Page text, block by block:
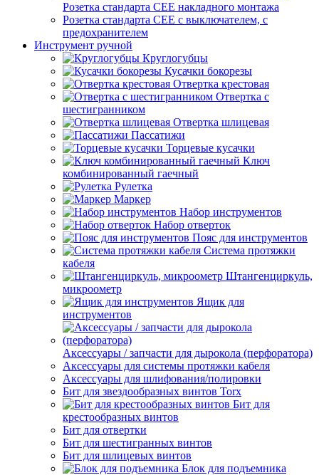
Розетка стандарта СЕЕ накладного монтажа
Розетка стандарта СЕЕ с выключателем, с
предохранителем
Инструмент ручной
Круглогубцы
Кусачки бокорезы
Отвертка крестовая
Отвертка с
шестигранником
Отвертка шлицевая
Пассатижи
Торцевые кусачки
Ключ
комбинированный гаечный
Рулетка
Маркер
Набор инструментов
Набор отверток
Пояс для инструментов
Система протяжки
кабеля
Штангенциркуль,
микроометр
Ящик для
инструментов
Аксессуары / запчасти для дырокола (перфоратора)
Аксессуары для системы протяжки кабеля
Аксессуары для шлифования/полировки
Бит для звездообразных винтов Torx
Бит для
крестообразных винтов
Бит для отвертки
Бит для шестигранных винтов
Бит для шлицевых винтов
Блок для подъемника